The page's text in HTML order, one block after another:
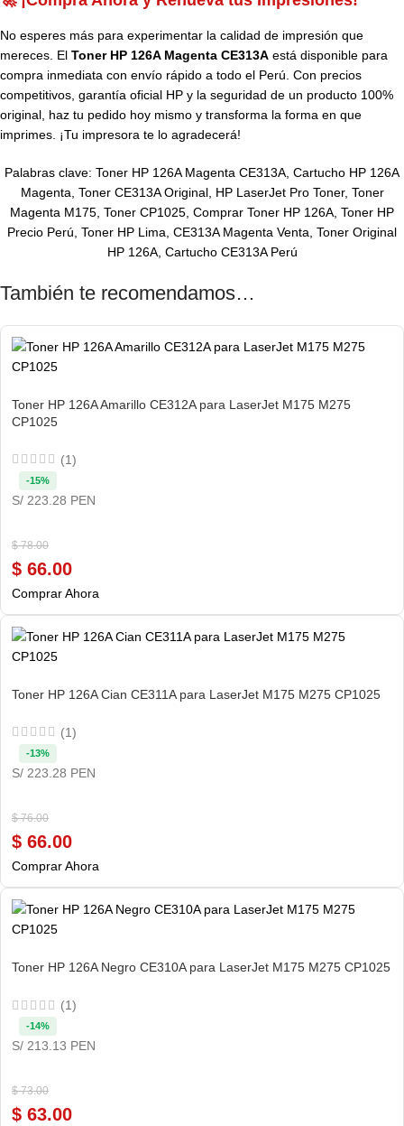
No esperes más para experimentar la calidad de impresión que
mereces. El Toner HP 126A Magenta CE313A está disponible para
compra inmediata con envío rápido a todo el Perú. Con precios
competitivos, garantía oficial HP y la seguridad de un producto 100%
original, haz tu pedido hoy mismo y transforma la forma en que
imprimes. ¡Tu impresora te lo agradecerá!
Palabras clave: Toner HP 126A Magenta CE313A, Cartucho HP 126A
Magenta, Toner CE313A Original, HP LaserJet Pro Toner, Toner
Magenta M175, Toner CP1025, Comprar Toner HP 126A, Toner HP
Precio Perú, Toner HP Lima, CE313A Magenta Venta, Toner Original
HP 126A, Cartucho CE313A Perú
También te recomendamos…
Toner HP 126A Amarillo CE312A para LaserJet M175 M275
CP1025
(1)
$78.00
$ 66.00
-15%
S/ 223.28 PEN
Comprar Ahora
Toner HP 126A Cian CE311A para LaserJet M175 M275 CP1025
(1)
$76.00
$ 66.00
-13%
S/ 223.28 PEN
Comprar Ahora
Toner HP 126A Negro CE310A para LaserJet M175 M275 CP1025
(1)
$73.00
$ 63.00
-14%
S/ 213.13 PEN